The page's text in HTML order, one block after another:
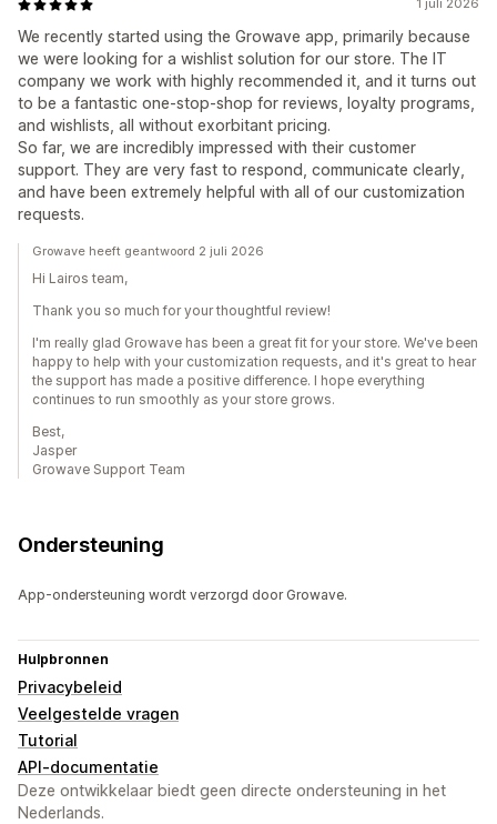
1 juli 2026
We recently started using the Growave app, primarily because
we were looking for a wishlist solution for our store. The IT
company we work with highly recommended it, and it turns out
to be a fantastic one-stop-shop for reviews, loyalty programs,
and wishlists, all without exorbitant pricing.
So far, we are incredibly impressed with their customer
support. They are very fast to respond, communicate clearly,
and have been extremely helpful with all of our customization
requests.
Growave heeft geantwoord 2 juli 2026
Hi Lairos team,
Thank you so much for your thoughtful review!
I'm really glad Growave has been a great fit for your store. We've been
happy to help with your customization requests, and it's great to hear
the support has made a positive difference. I hope everything
continues to run smoothly as your store grows.
Best,
Jasper
Growave Support Team
Ondersteuning
App-ondersteuning wordt verzorgd door Growave.
Hulpbronnen
Privacybeleid
Veelgestelde vragen
Tutorial
API-documentatie
Deze ontwikkelaar biedt geen directe ondersteuning in het
Nederlands.